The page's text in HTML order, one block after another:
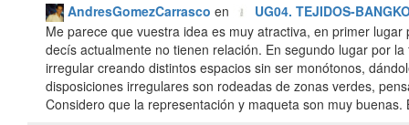
AndresGomezCarrasco en
UG04. TEJIDOS-
Me parece que vuestra idea es muy atractiva, en primer
decís actualmente no tienen relación. En segundo lugar por
irregular creando distintos espacios sin ser monótonos,
disposiciones irregulares son rodeadas de zonas verdes,
Considero que la representación y maqueta son muy buenas.